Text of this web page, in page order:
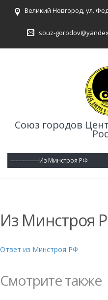
Великий Новгород, ул.
souz-
Союз городов
Из Минстроя
Ответ из Минстроя РФ
Смотрите также